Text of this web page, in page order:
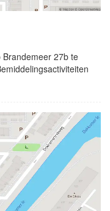
Brandemeer 27b te